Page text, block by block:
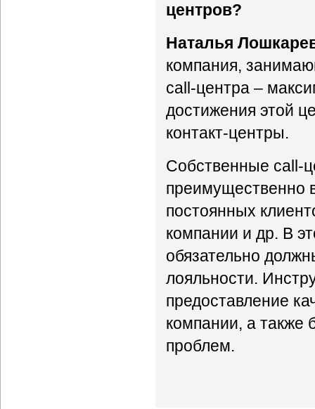
центров?
Наталья
компания,
call-центра –
достижения этой
контакт-центры.
Собственные call-
преимущественно
постоянных
компании и др. В
обязательно
лояльности.
предоставление
компании, а
проблем.